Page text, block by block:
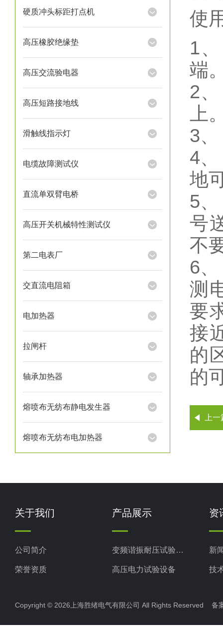
硬质冲头标距打点机
高压橡胶绝缘垫
高压交流验电器
高压短路接地线
滑触线指示灯
电缆故障测试仪
直流单双臂电桥
高压开关机械特性测试仪
第二电表厂
交直流电阻箱
电加热器
拉闸杆
轴承加热器
熔喷布无纺布静电发生器
熔喷布无纺布电加热器
使
1
端
2
上
3
4
地
5
号
不
6
测
要
接
的
的
上
关于我们
公司简介
荣誉资质
产品展示
变频谐振耐压试验装置
高压电力试验设备
防雷检测仪器设备
资
新
技
Copyright © 2026上海胜绪电气有限公司 All Rights Reserved 备